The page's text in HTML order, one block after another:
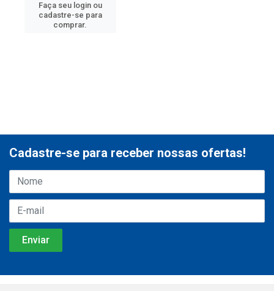
Faça seu login ou
cadastre-se para
comprar.
Cadastre-se para receber nossas ofertas!